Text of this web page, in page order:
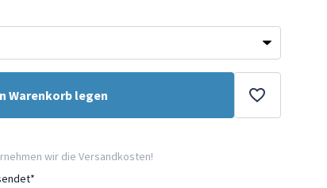
Warenkorb legen
wir die Versandkosten!